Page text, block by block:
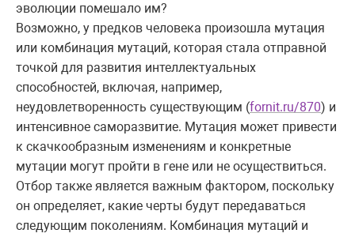
эволюции помешало им?
Возможно, у предков человека произошла мутация
или комбинация мутаций, которая стала отправной
точкой для развития интеллектуальных
способностей, включая, например,
неудовлетворенность существующим (fornit.ru/870) и
интенсивное саморазвитие. Мутация может привести
к скачкообразным изменениям и конкретные
мутации могут пройти в гене или не осуществиться.
Отбор также является важным фактором, поскольку
он определяет, какие черты будут передаваться
следующим поколениям. Комбинация мутаций и